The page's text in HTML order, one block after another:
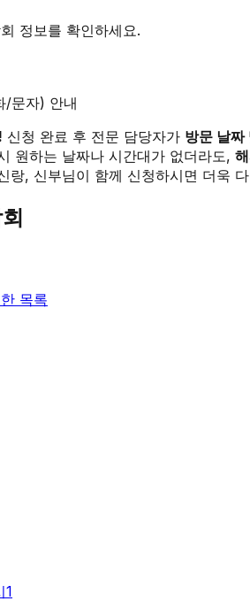
정보를 확인하세요.
/문자) 안내
신청 완료 후 전문 담당자가 방문 날짜
원하는 날짜나 시간대가 없더라도,
랑, 신부님이 함께 신청하시면 더욱
목록
1